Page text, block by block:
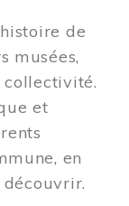
de
musées,
et
en